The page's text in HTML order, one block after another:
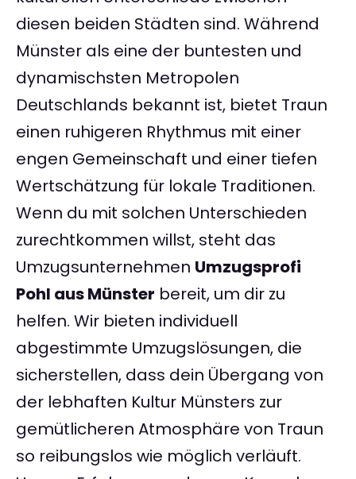
diesen beiden Städten sind. Während
Münster als eine der buntesten und
dynamischsten Metropolen
Deutschlands bekannt ist, bietet Traun
einen ruhigeren Rhythmus mit einer
engen Gemeinschaft und einer tiefen
Wertschätzung für lokale Traditionen.
Wenn du mit solchen Unterschieden
zurechtkommen willst, steht das
Umzugsunternehmen Umzugsprofi
Pohl aus Münster bereit, um dir zu
helfen. Wir bieten individuell
abgestimmte Umzugslösungen, die
sicherstellen, dass dein Übergang von
der lebhaften Kultur Münsters zur
gemütlicheren Atmosphäre von Traun
so reibungslos wie möglich verläuft.